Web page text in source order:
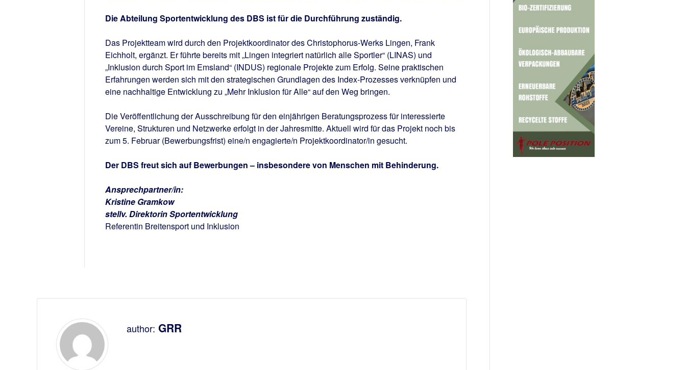
Die Abteilung Sportentwicklung des DBS ist für die Durchführung zuständig.
Das Projektteam wird durch den Projektkoordinator des Christophorus-Werks Lingen, Frank
Eichholt, ergänzt. Er führte bereits mit „Lingen integriert natürlich alle Sportler“ (LINAS) und
„Inklusion durch Sport im Emsland“ (INDUS) regionale Projekte zum Erfolg. Seine praktischen
Erfahrungen werden sich mit den strategischen Grundlagen des Index-Prozesses verknüpfen und
eine nachhaltige Entwicklung zu „Mehr Inklusion für Alle“ auf den Weg bringen.
Die Veröffentlichung der Ausschreibung für den einjährigen Beratungsprozess für interessierte
Vereine, Strukturen und Netzwerke erfolgt in der Jahresmitte. Aktuell wird für das Projekt noch bis
zum 5. Februar (Bewerbungsfrist) eine/n engagierte/n Projektkoordinator/in gesucht.
Der DBS freut sich auf Bewerbungen – insbesondere von Menschen mit Behinderung.
Ansprechpartner/in:
Kristine Gramkow
stellv. Direktorin Sportentwicklung
Referentin Breitensport und Inklusion
author: GRR